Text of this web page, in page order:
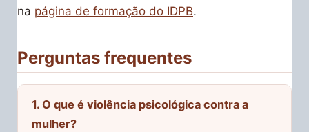
na página de formação do IDPB.
Perguntas frequentes
1. O que é violência psicológica contra a
mulher?